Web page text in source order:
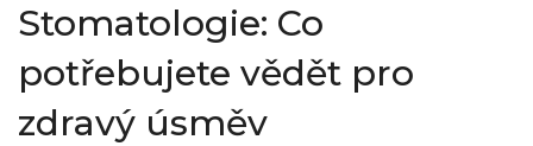
Stomatologie: Co
potřebujete vědět pro
zdravý úsměv